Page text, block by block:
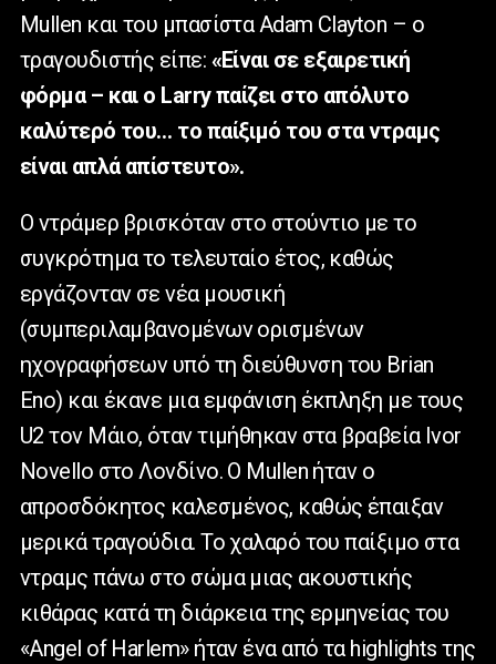
Mullen και του μπασίστα Adam Clayton – ο
τραγουδιστής είπε: «Είναι σε εξαιρετική
φόρμα – και ο Larry παίζει στο απόλυτο
καλύτερό του… το παίξιμό του στα ντραμς
είναι απλά απίστευτο».
Ο ντράμερ βρισκόταν στο στούντιο με το
συγκρότημα το τελευταίο έτος, καθώς
εργάζονταν σε νέα μουσική
(συμπεριλαμβανομένων ορισμένων
ηχογραφήσεων υπό τη διεύθυνση του Brian
Eno) και έκανε μια εμφάνιση έκπληξη με τους
U2 τον Μάιο, όταν τιμήθηκαν στα βραβεία Ivor
Novello στο Λονδίνο. Ο Mullen ήταν ο
απροσδόκητος καλεσμένος, καθώς έπαιξαν
μερικά τραγούδια. Το χαλαρό του παίξιμο στα
ντραμς πάνω στο σώμα μιας ακουστικής
κιθάρας κατά τη διάρκεια της ερμηνείας του
«Angel of Harlem» ήταν ένα από τα highlights της